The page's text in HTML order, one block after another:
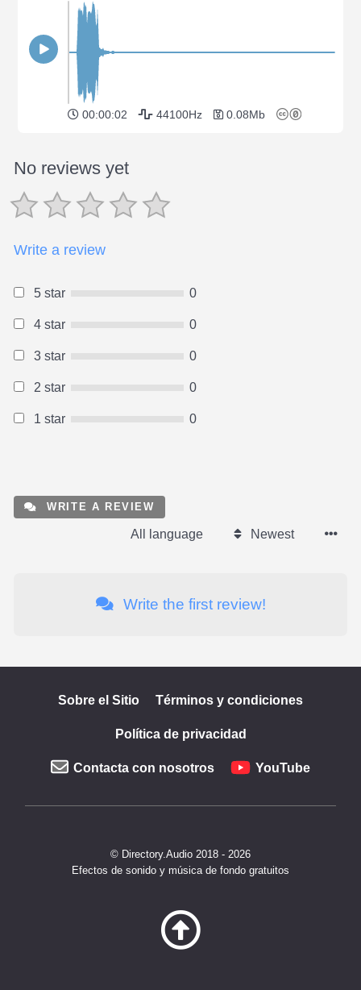
00:00:02 44100Hz 0.08Mb
No reviews yet
Write a review
5 star 0
4 star 0
3 star 0
2 star 0
1 star 0
WRITE A REVIEW
All language Newest
Write the first review!
Sobre el Sitio Términos y condiciones
Política de privacidad
Contacta con nosotros YouTube
© Directory.Audio 2018 - 2026
Efectos de sonido y música de fondo gratuitos